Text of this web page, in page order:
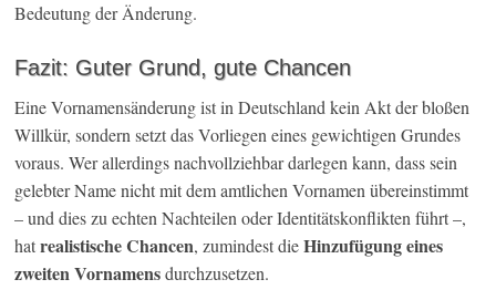
Bedeutung der Änderung.
Fazit: Guter Grund, gute Chancen
Eine Vornamensänderung ist in Deutschland kein Akt der bloßen
Willkür, sondern setzt das Vorliegen eines gewichtigen Grundes
voraus. Wer allerdings nachvollziehbar darlegen kann, dass sein
gelebter Name nicht mit dem amtlichen Vornamen übereinstimmt
– und dies zu echten Nachteilen oder Identitätskonflikten führt –,
hatrealistische Chancen, zumindest dieHinzufügung eines
zweiten Vornamensdurchzusetzen.